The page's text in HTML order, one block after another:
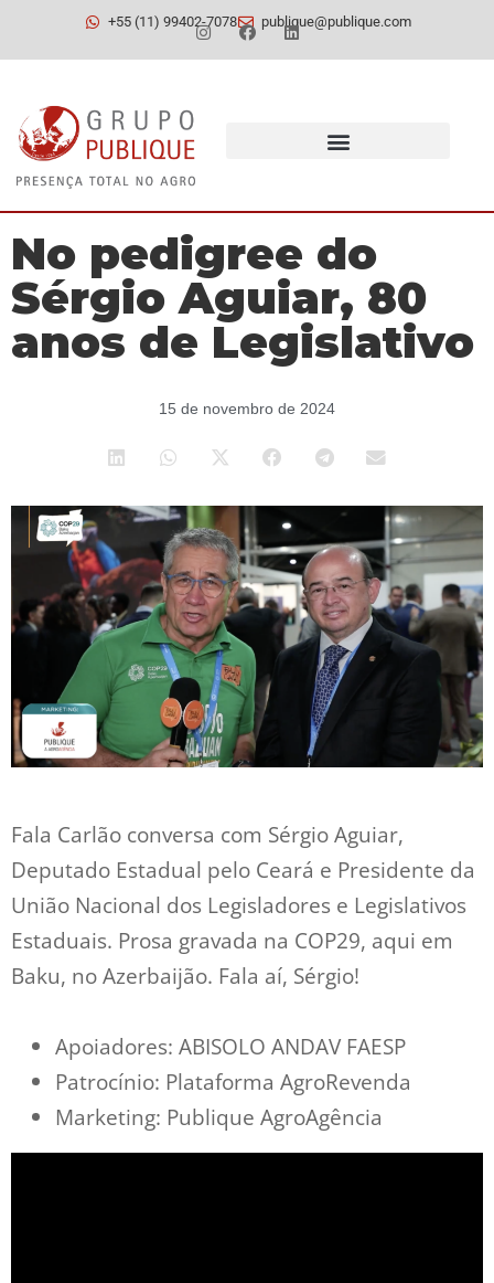
+55 (11) 99402-7078 publique@publique.com
No pedigree do
Sérgio Aguiar, 80
anos de Legislativo
15 de novembro de 2024
Fala Carlão conversa com Sérgio Aguiar,
Deputado Estadual pelo Ceará e Presidente da
União Nacional dos Legisladores e Legislativos
Estaduais. Prosa gravada na COP29, aqui em
Baku, no Azerbaijão. Fala aí, Sérgio!
Apoiadores: ABISOLO ANDAV FAESP
Patrocínio: Plataforma AgroRevenda
Marketing: Publique AgroAgência